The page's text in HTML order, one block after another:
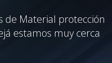
de Material protección
estamos muy cerca